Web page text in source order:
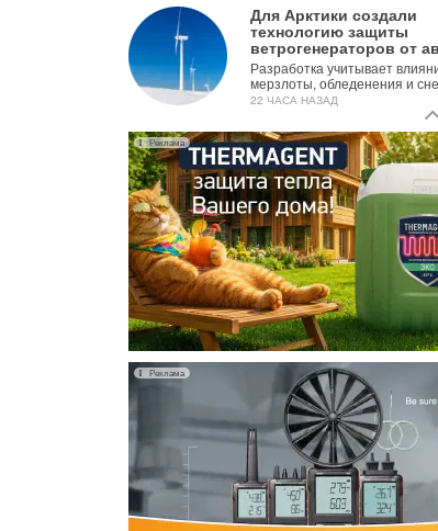
Для Арктики создали
технологию защиты
ветрогенераторов от
Разработка учитывает
мерзлоты, обледенения и
22 ЧАСА НАЗАД
Гибридный тепловой
с одним общим
Исследователи предложили
конструкцию
ВЧЕРА
21-й ежегодный форум
«ЦОД-2026»
Мероприятие пройдет 2-3
отеле Radisson
посетит более двух тысяч
ВЧЕРА
Китайская Shenling
линейку тепловых
«воздух-вода» на R290
Серия ThermaX R290 All-In-
включает три модели ...
4 АВГУСТА 2026
Реклама
Реклама